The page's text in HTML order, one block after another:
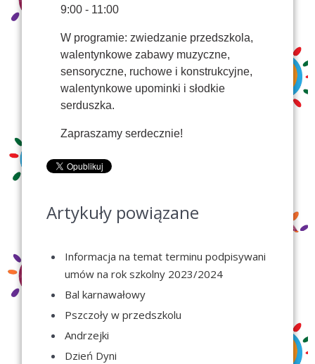
9:00 - 11:00
W programie: zwiedzanie przedszkola,
walentynkowe zabawy muzyczne,
sensoryczne, ruchowe i konstrukcyjne,
walentynkowe upominki i słodkie
serduszka.
Zapraszamy serdecznie!
Artykuły powiązane
Informacja na temat terminu podpisywani
umów na rok szkolny 2023/2024
Bal karnawałowy
Pszczoły w przedszkolu
Andrzejki
Dzień Dyni